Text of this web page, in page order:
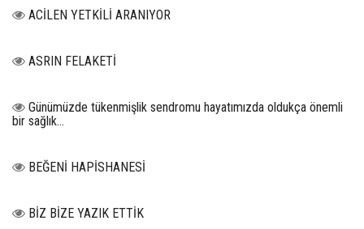
ACİLEN YETKİLİ ARANIYOR
ASRIN FELAKETİ
Günümüzde tükenmişlik sendromu hayatımızda oldukça önemli
bir sağlık...
BEĞENİ HAPİSHANESİ
BİZ BİZE YAZIK ETTİK